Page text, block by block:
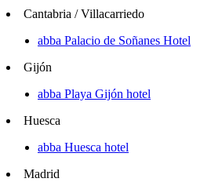
Cantabria / Villacarriedo
abba Palacio de Soñanes Hotel
Gijón
abba Playa Gijón hotel
Huesca
abba Huesca hotel
Madrid